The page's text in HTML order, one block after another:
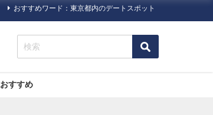
おすすめワード：東京都内のデートスポット
おすすめ